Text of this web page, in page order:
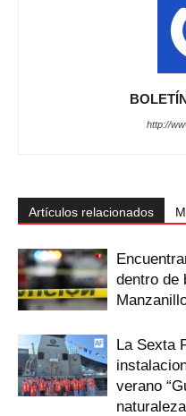
http://
Artículos relacionados
dentro de
La Sexta
verano